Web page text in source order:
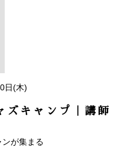
日(木)
キャンプ｜講師
が集まる